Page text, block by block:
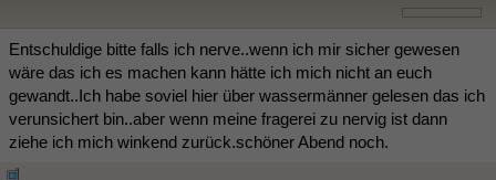
Entschuldige bitte falls ich nerve..wenn ich mir sicher gewesen
wäre das ich es machen kann hätte ich mich nicht an euch
gewandt..Ich habe soviel hier über wassermänner gelesen das ich
verunsichert bin..aber wenn meine fragerei zu nervig ist dann
ziehe ich mich winkend zurück.schöner Abend noch.